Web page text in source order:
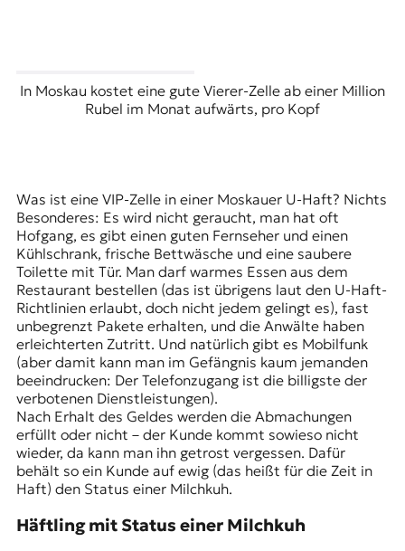
In Moskau kostet eine gute Vierer-Zelle ab einer Million
Rubel im Monat aufwärts, pro Kopf
Was ist eine VIP-Zelle in einer Moskauer U-Haft? Nichts
Besonderes: Es wird nicht geraucht, man hat oft
Hofgang, es gibt einen guten Fernseher und einen
Kühlschrank, frische Bettwäsche und eine saubere
Toilette mit Tür. Man darf warmes Essen aus dem
Restaurant bestellen (das ist übrigens laut den U-Haft-
Richtlinien erlaubt, doch nicht jedem gelingt es), fast
unbegrenzt Pakete erhalten, und die Anwälte haben
erleichterten Zutritt. Und natürlich gibt es Mobilfunk
(aber damit kann man im Gefängnis kaum jemanden
beeindrucken: Der Telefonzugang ist die billigste der
verbotenen Dienstleistungen).
Nach Erhalt des Geldes werden die Abmachungen
erfüllt oder nicht – der Kunde kommt sowieso nicht
wieder, da kann man ihn getrost vergessen. Dafür
behält so ein Kunde auf ewig (das heißt für die Zeit in
Haft) den Status einer Milchkuh.
Häftling mit Status einer Milchkuh